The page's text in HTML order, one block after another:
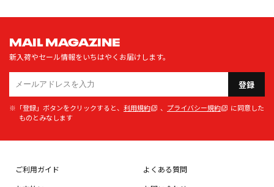
MAIL MAGAZINE
新入荷やセール情報をいちはやくお届けします。
登録
※「登録」ボタンをクリックすると、 利用規約 、 プライバシー規約
に同意した
ものとみなします
ご利用ガイド
よくある質問